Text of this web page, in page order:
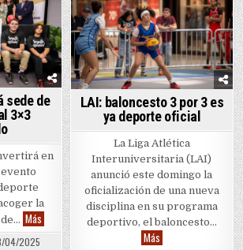
sede de
3×3
en
la
Más Puerto Rico será sede de Copa Mundial 3×3
04/2025
Posted in
LAI: baloncesto 3 por 3 es
ya deporte oficial
La Liga Atlética
Interuniversitaria (LAI)
anunció este domingo la
oficialización de una nueva
disciplina en su programa
deportivo, el baloncesto…
MásLAI: baloncesto 3